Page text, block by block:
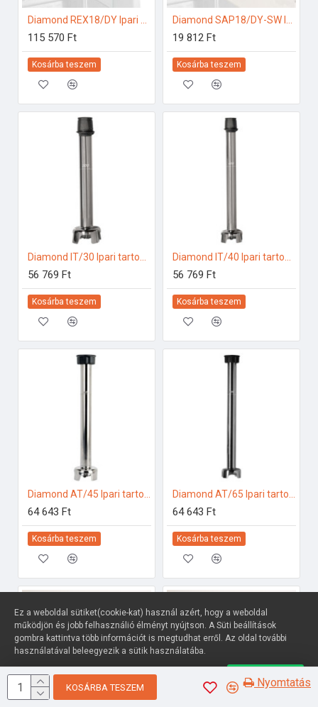
KOSÁRBA TESZEM Nyomtatás
Diamond REX18/DY Ipari hűtő kiegészítők
115 570 Ft
Kosárba teszem
Diamond SAP18/DY-SW Ipari hűtő kiegészítők
19 812 Ft
Kosárba teszem
Diamond IT/30 Ipari tartozékok
56 769 Ft
Kosárba teszem
Diamond IT/40 Ipari tartozékok
56 769 Ft
Kosárba teszem
Diamond AT/45 Ipari tartozékok
64 643 Ft
Kosárba teszem
Diamond AT/65 Ipari tartozékok
64 643 Ft
Kosárba teszem
Ez a weboldal sütiket(cookie-kat) használ azért, hogy a weboldal
működjön és jobb felhasználió élményt nyújtson. A Süti beállítások
gombra kattintva több információt is megtudhat erről. Az oldal további
használatával beleegyezik a sütik használatába.
Süti beállítások Elfogadom